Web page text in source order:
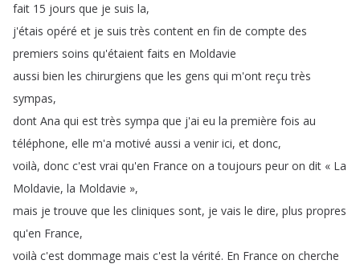
fait 15 jours que je suis la,
j'étais opéré et je suis très content en fin de compte des
premiers soins qu'étaient faits en Moldavie
aussi bien les chirurgiens que les gens qui m'ont reçu très
sympas,
dont Ana qui est très sympa que j'ai eu la première fois au
téléphone, elle m'a motivé aussi a venir ici, et donc,
voilà, donc c'est vrai qu'en France on a toujours peur on dit « La
Moldavie, la Moldavie »,
mais je trouve que les cliniques sont, je vais le dire, plus propres
qu'en France,
voilà c'est dommage mais c'est la vérité. En France on cherche